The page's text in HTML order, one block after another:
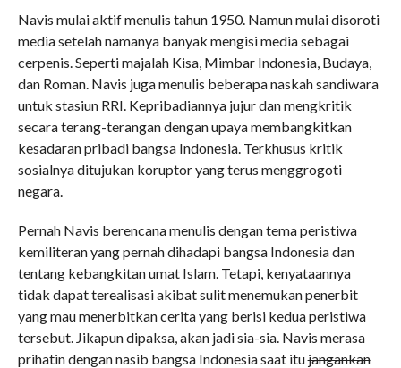
Navis mulai aktif menulis tahun 1950. Namun mulai disoroti
media setelah namanya banyak mengisi media sebagai
cerpenis. Seperti majalah Kisa, Mimbar Indonesia, Budaya,
dan Roman. Navis juga menulis beberapa naskah sandiwara
untuk stasiun RRI. Kepribadiannya jujur dan mengkritik
secara terang-terangan dengan upaya membangkitkan
kesadaran pribadi bangsa Indonesia. Terkhusus kritik
sosialnya ditujukan koruptor yang terus menggrogoti
negara.
Pernah Navis berencana menulis dengan tema peristiwa
kemiliteran yang pernah dihadapi bangsa Indonesia dan
tentang kebangkitan umat Islam. Tetapi, kenyataannya
tidak dapat terealisasi akibat sulit menemukan penerbit
yang mau menerbitkan cerita yang berisi kedua peristiwa
tersebut. Jikapun dipaksa, akan jadi sia-sia. Navis merasa
prihatin dengan nasib bangsa Indonesia saat itujangankan